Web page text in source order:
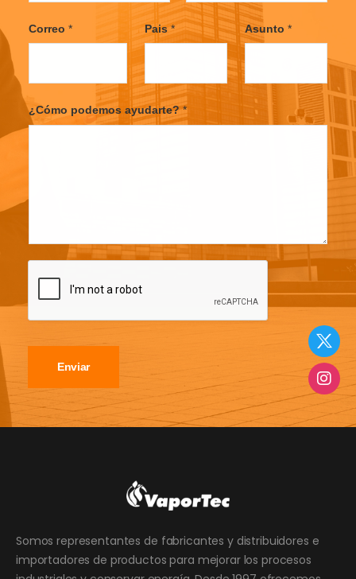
r
s
L
a
s
t
Correo * Pais* Asunto *
¿Cómo podemos ayudarte?*
Enviar
Somos representantes de fabricantes y distribuidores e
importadores de productos para mejorar los procesos